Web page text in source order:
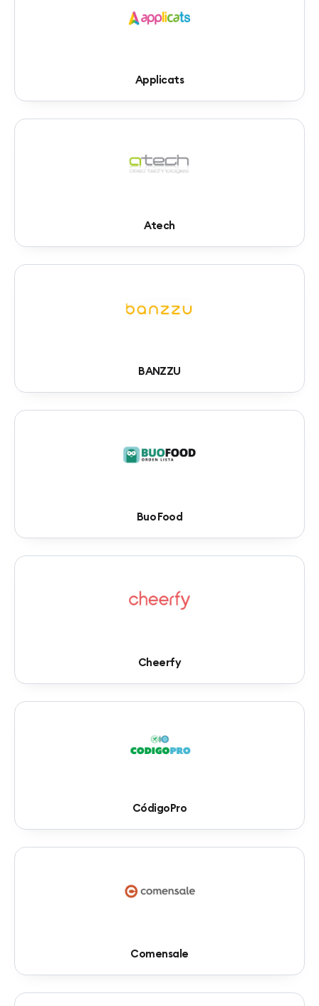
Applicats
Atech
BANZZU
Buo Food
Cheerfy
CódigoPro
Comensale